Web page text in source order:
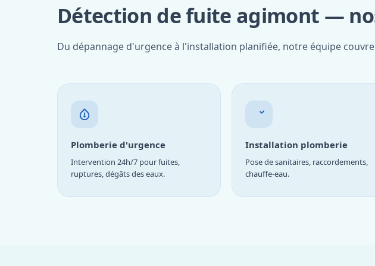
Détection de fuite agimont —
Du dépannage d'urgence à l'installation planifiée, notre équipe
Plomberie d'urgence
Intervention 24h/7 pour fuites,
ruptures, dégâts des eaux.
Installation plomberie
Pose de sanitaires, raccordements,
chauffe-eau.